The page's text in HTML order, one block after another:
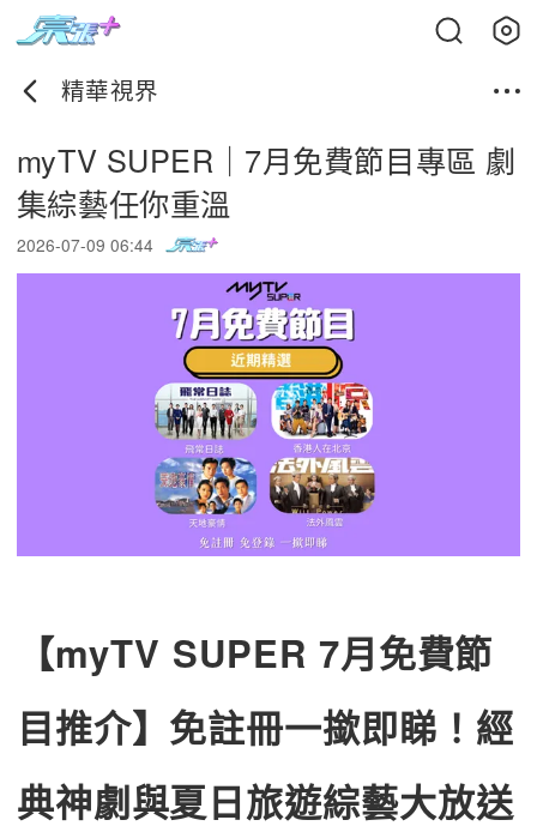
精華視界
myTV SUPER｜7月免費節目專區 劇
集綜藝任你重溫
2026-07-09 06:44
【myTV SUPER 7月免費節
目推介】免註冊一撳即睇！經
典神劇與夏日旅遊綜藝大放送